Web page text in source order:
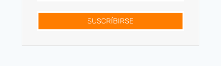
SUSCRÍBIRSE